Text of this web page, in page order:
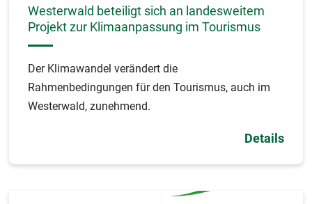
Westerwald beteiligt sich an landesweitem
Projekt zur Klimaanpassung im Tourismus
Der Klimawandel verändert die
Rahmenbedingungen für den Tourismus, auch im
Westerwald, zunehmend.
Details